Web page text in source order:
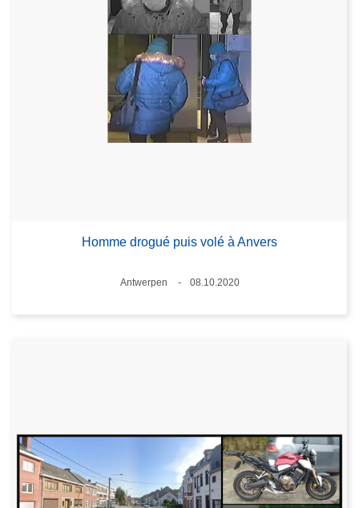
Homme drogué puis volé à Anvers
Standort
Antwerpen
08.10.2020